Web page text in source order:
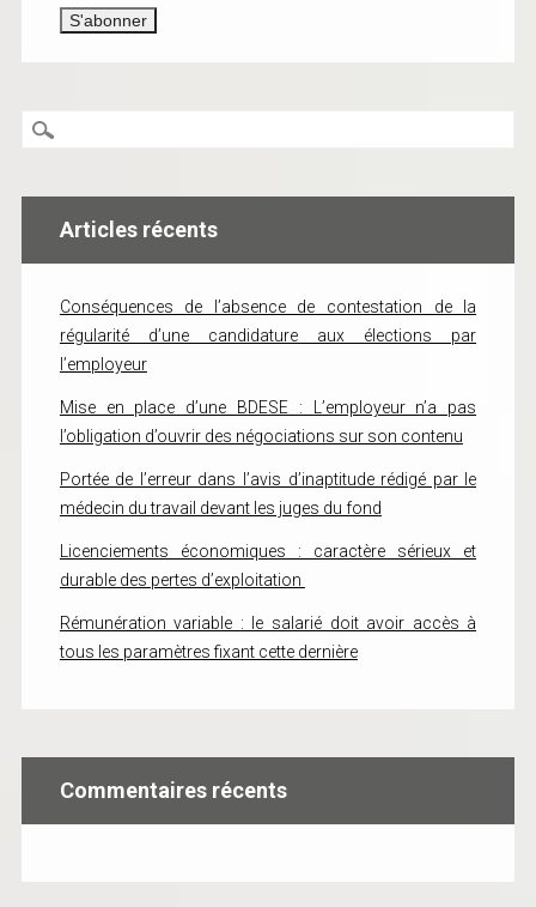
Articles récents
Conséquences de l’absence de contestation de la
régularité d’une candidature aux élections par
l’employeur
Mise en place d’une BDESE : L’employeur n’a pas
l’obligation d’ouvrir des négociations sur son contenu
Portée de l’erreur dans l’avis d’inaptitude rédigé par le
médecin du travail devant les juges du fond
Licenciements économiques : caractère sérieux et
durable des pertes d’exploitation
Rémunération variable : le salarié doit avoir accès à
tous les paramètres fixant cette dernière
Commentaires récents